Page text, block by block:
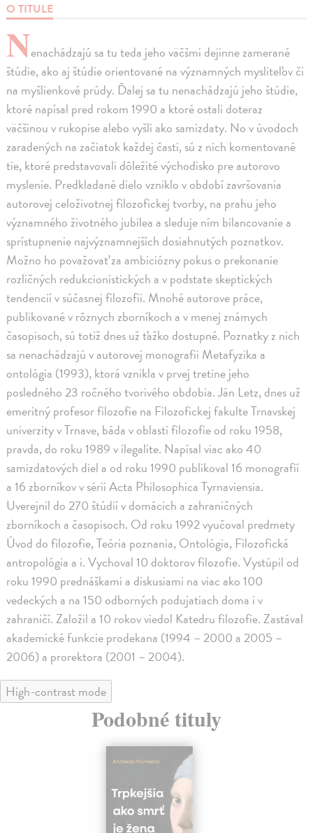
O TITULE
Nenachádzajú sa tu teda jeho väčšmi dejinne zamerané
štúdie, ako aj štúdie orientované na významných mysliteľov či
na myšlienkové prúdy. Ďalej sa tu nenachádzajú jeho štúdie,
ktoré napísal pred rokom 1990 a ktoré ostali doteraz
väčšinou v rukopise alebo vyšli ako samizdaty. No v úvodoch
zaradených na začiatok každej časti, sú z nich komentované
tie, ktoré predstavovali dôležité východisko pre autorovo
myslenie. Predkladané dielo vzniklo v období završovania
autorovej celoživotnej filozofickej tvorby, na prahu jeho
významného životného jubilea a sleduje ním bilancovanie a
sprístupnenie najvýznamnejších dosiahnutých poznatkov.
Možno ho považovať za ambiciózny pokus o prekonanie
rozličných redukcionistických a v podstate skeptických
tendencií v súčasnej filozofii. Mnohé autorove práce,
publikované v rôznych zborníkoch a v menej známych
časopisoch, sú totiž dnes už ťažko dostupné. Poznatky z nich
sa nenachádzajú v autorovej monografii Metafyzika a
ontológia (1993), ktorá vznikla v prvej tretine jeho
posledného 23 ročného tvorivého obdobia. Ján Letz, dnes už
emeritný profesor filozofie na Filozofickej fakulte Trnavskej
univerzity v Trnave, báda v oblasti filozofie od roku 1958,
pravda, do roku 1989 v ilegalite. Napísal viac ako 40
samizdatových diel a od roku 1990 publikoval 16 monografií
a 16 zborníkov v sérii Acta Philosophica Tyrnaviensia.
Uverejnil do 270 štúdií v domácich a zahraničných
zborníkoch a časopisoch. Od roku 1992 vyučoval predmety
Úvod do filozofie, Teória poznania, Ontológia, Filozofická
antropológia a i. Vychoval 10 doktorov filozofie. Vystúpil od
roku 1990 prednáškami a diskusiami na viac ako 100
vedeckých a na 150 odborných podujatiach doma i v
zahraničí. Založil a 10 rokov viedol Katedru filozofie. Zastával
akademické funkcie prodekana (1994 – 2000 a 2005 –
2006) a prorektora (2001 – 2004).
High-contrast mode
Podobné tituly